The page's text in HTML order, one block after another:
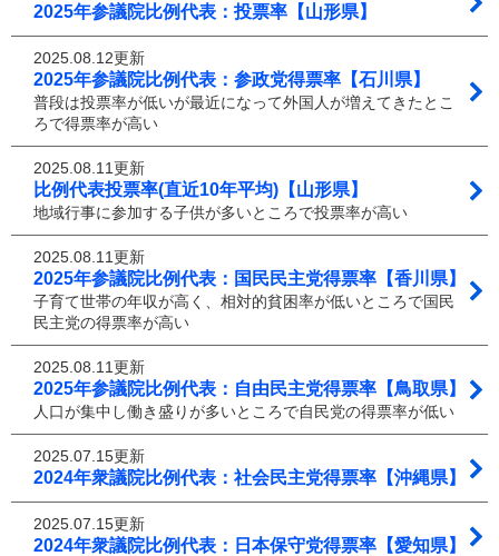
2025年参議院比例代表：投票率【山形県】
2025.08.12更新
2025年参議院比例代表：参政党得票率【石川県】
普段は投票率が低いが最近になって外国人が増えてきたとこ
ろで得票率が高い
2025.08.11更新
比例代表投票率(直近10年平均)【山形県】
地域行事に参加する子供が多いところで投票率が高い
2025.08.11更新
2025年参議院比例代表：国民民主党得票率【香川県】
子育て世帯の年収が高く、相対的貧困率が低いところで国民
民主党の得票率が高い
2025.08.11更新
2025年参議院比例代表：自由民主党得票率【鳥取県】
人口が集中し働き盛りが多いところで自民党の得票率が低い
2025.07.15更新
2024年衆議院比例代表：社会民主党得票率【沖縄県】
2025.07.15更新
2024年衆議院比例代表：日本保守党得票率【愛知県】